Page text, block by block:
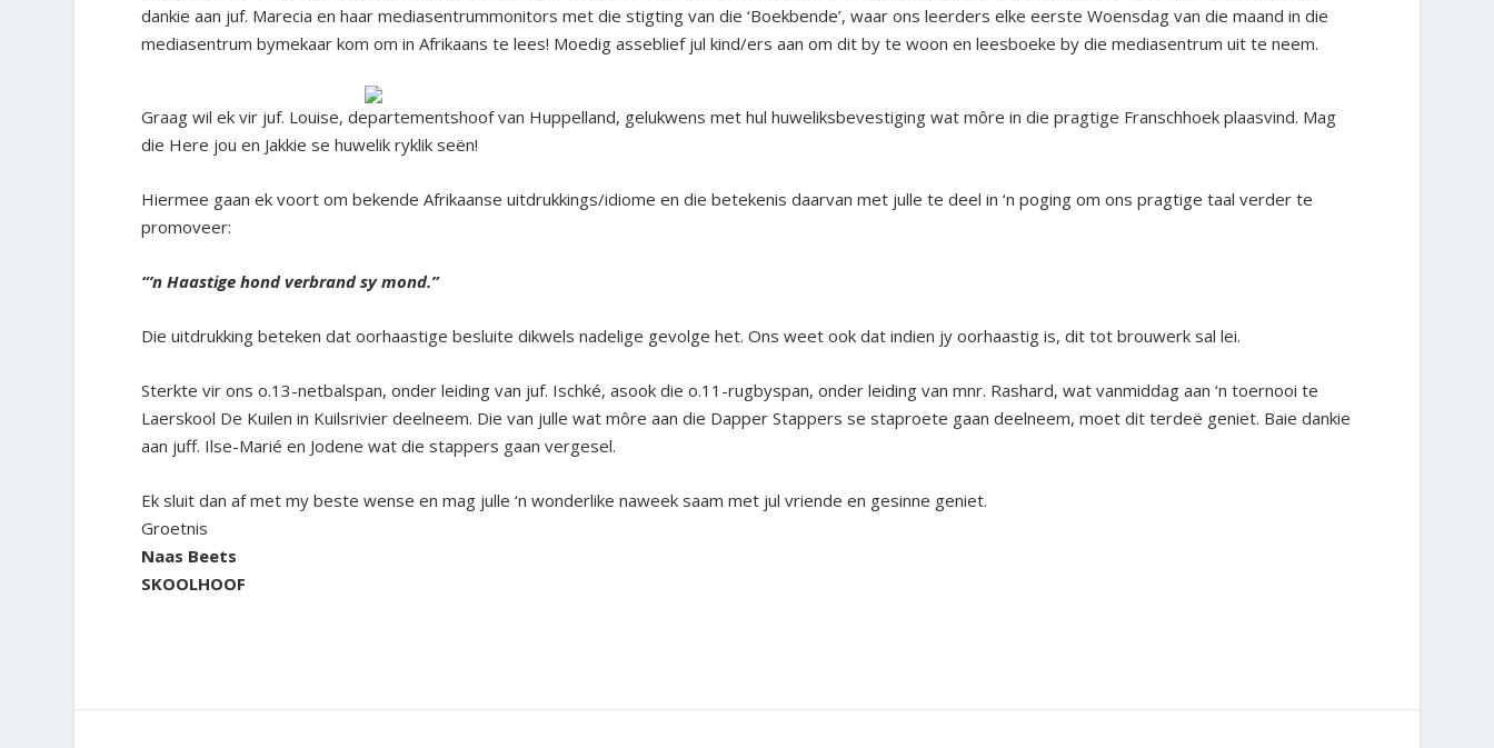
dankie aan juf. Marecia en haar mediasentrummonitors met die stigting van die ‘Boekbende’, waar ons leerders elke eerste Woensdag van die maand in die
mediasentrum bymekaar kom om in Afrikaans te lees! Moedig asseblief jul kind/ers aan om dit by te woon en leesboeke by die mediasentrum uit te neem.
Graag wil ek vir juf. Louise, departementshoof van Huppelland, gelukwens met hul huweliksbevestiging wat môre in die pragtige Franschhoek plaasvind. Mag
die Here jou en Jakkie se huwelik ryklik seën!
Hiermee gaan ek voort om bekende Afrikaanse uitdrukkings/idiome en die betekenis daarvan met julle te deel in ‘n poging om ons pragtige taal verder te
promoveer:
“’n Haastige hond verbrand sy mond.”
Die uitdrukking beteken dat oorhaastige besluite dikwels nadelige gevolge het. Ons weet ook dat indien jy oorhaastig is, dit tot brouwerk sal lei.
Sterkte vir ons o.13-netbalspan, onder leiding van juf. Ischké, asook die o.11-rugbyspan, onder leiding van mnr. Rashard, wat vanmiddag aan ‘n toernooi te
Laerskool De Kuilen in Kuilsrivier deelneem. Die van julle wat môre aan die Dapper Stappers se staproete gaan deelneem, moet dit terdeë geniet. Baie dankie
aan juff. Ilse-Marié en Jodene wat die stappers gaan vergesel.
Ek sluit dan af met my beste wense en mag julle ‘n wonderlike naweek saam met jul vriende en gesinne geniet.
Groetnis
Naas Beets
SKOOLHOOF